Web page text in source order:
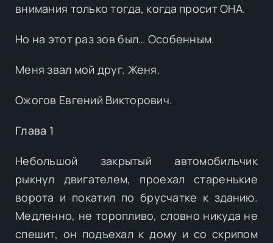
внимания только тогда, когда просит ОНА.
Но на этот раз зов был… Особенным.
Меня звал мой друг. Женя.
Ожогов Евгений Викторович.
Глава 1
Небольшой закрытый автомобильчик
рыкнул двигателем, проехал старенькие
ворота и покатил по брусчатке к зданию.
Медленно, не торопливо, словно никуда не
спешит, он подъехал к дому и со скрипом